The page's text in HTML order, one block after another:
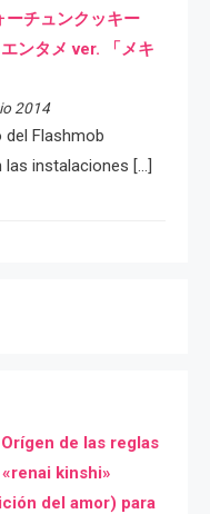
ーチュンクッキー
ンタメ ver. 「メキ
2014
Flashmob
las instalaciones […]
de las reglas
kinshi»
del amor) para